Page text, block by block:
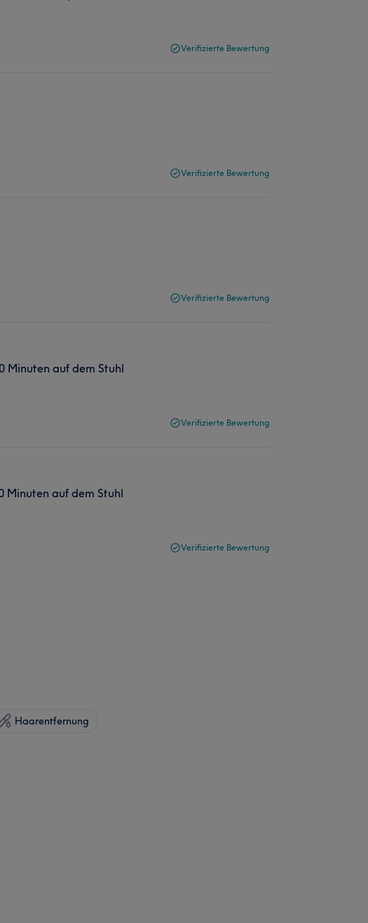
Verifizierte Bewertung
Verifizierte Bewertung
Verifizierte Bewertung
Minuten auf dem Stuhl
Verifizierte Bewertung
Minuten auf dem Stuhl
Verifizierte Bewertung
Haarentfernung